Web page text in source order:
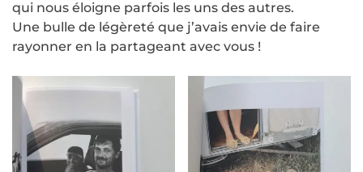
qui nous éloigne parfois les uns des autres.
Une bulle de légèreté que j’avais envie de faire
rayonner en la partageant avec vous !